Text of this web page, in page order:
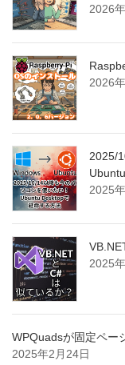
2026
2026
2025/
2025
2025
WPQuadsが固定ペー
2025年2月24日